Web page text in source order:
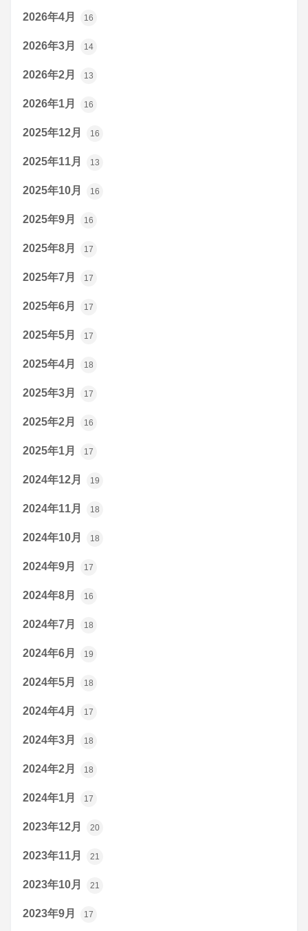
2026年4月 16
2026年3月 14
2026年2月 13
2026年1月 16
2025年12月 16
2025年11月 13
2025年10月 16
2025年9月 16
2025年8月 17
2025年7月 17
2025年6月 17
2025年5月 17
2025年4月 18
2025年3月 17
2025年2月 16
2025年1月 17
2024年12月 19
2024年11月 18
2024年10月 18
2024年9月 17
2024年8月 16
2024年7月 18
2024年6月 19
2024年5月 18
2024年4月 17
2024年3月 18
2024年2月 18
2024年1月 17
2023年12月 20
2023年11月 21
2023年10月 21
2023年9月 17